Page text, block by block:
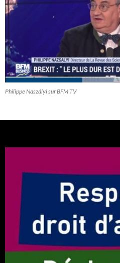
Philippe Naszályi sur BFM TV